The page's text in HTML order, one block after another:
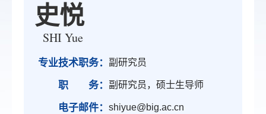
史悦
SHI Yue
专业技术职务： 副研究员
职 务： 副研究员，硕士生导师
电子邮件： shiyue@big.ac.cn